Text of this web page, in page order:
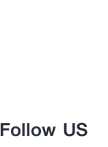
Follow US